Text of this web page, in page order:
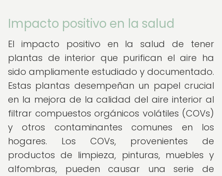
Impacto positivo en la salud
El impacto positivo en la salud de tener
plantas de interior que purifican el aire ha
sido ampliamente estudiado y documentado.
Estas plantas desempeñan un papel crucial
en la mejora de la calidad del aire interior al
filtrar compuestos orgánicos volátiles (COVs)
y otros contaminantes comunes en los
hogares. Los COVs, provenientes de
productos de limpieza, pinturas, muebles y
alfombras, pueden causar una serie de